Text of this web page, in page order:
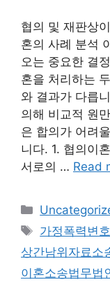
협의 및 재판상
혼의 사례 분석
오는 중요한 결
혼을 처리하는
와 결과가 다릅
의해 비교적 원
은 합의가 어려
니다. 1. 협의이
서로의 … Read
Categories
Tags
가정폭력변
상간남위자료소
이혼소송법무법